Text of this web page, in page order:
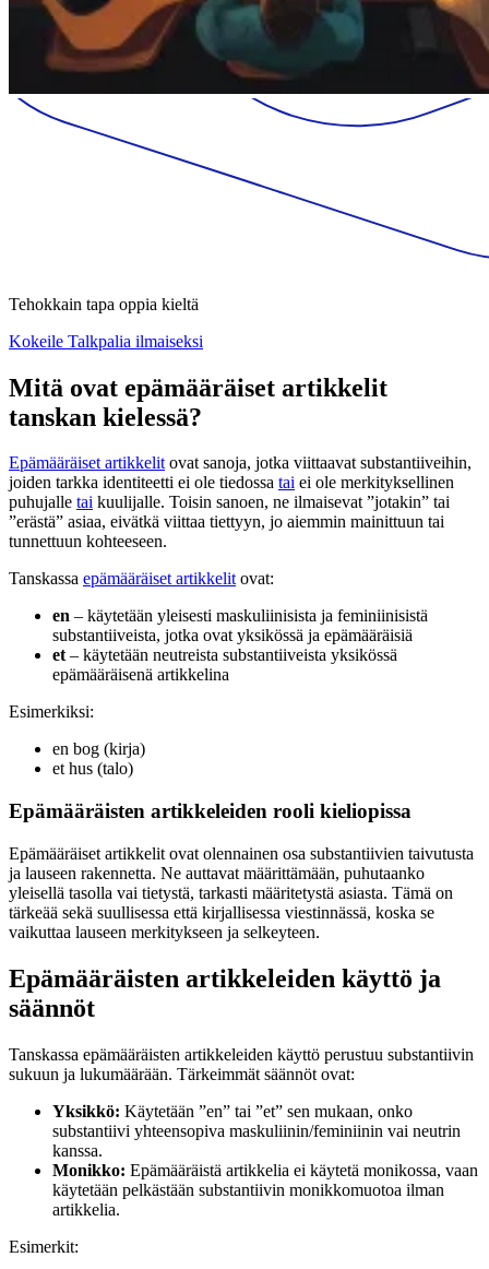
Tehokkain tapa oppia kieltä
Kokeile Talkpalia ilmaiseksi
Mitä ovat epämääräiset artikkelit
tanskan kielessä?
Epämääräiset artikkelitovat sanoja, jotka viittaavat substantiiveihin,
joiden tarkka identiteetti ei ole tiedossa tai ei ole merkityksellinen
puhujalle tai kuulijalle. Toisin sanoen, ne ilmaisevat ”jotakin” tai
”erästä” asiaa, eivätkä viittaa tiettyyn, jo aiemmin mainittuun tai
tunnettuun kohteeseen.
Tanskassa epämääräiset artikkelitovat:
en – käytetään yleisesti maskuliinisista ja feminiinisistä
substantiiveista, jotka ovat yksikössä ja epämääräisiä
et– käytetään neutreista substantiiveista yksikössä
epämääräisenä artikkelina
Esimerkiksi:
en bog (kirja)
et hus (talo)
Epämääräisten artikkeleiden rooli kieliopissa
Epämääräiset artikkelit ovat olennainen osa substantiivien taivutusta
ja lauseen rakennetta. Ne auttavat määrittämään, puhutaanko
yleisellä tasolla vai tietystä, tarkasti määritetystä asiasta. Tämä on
tärkeää sekä suullisessa että kirjallisessa viestinnässä, koska se
vaikuttaa lauseen merkitykseen ja selkeyteen.
Epämääräisten artikkeleiden käyttö ja
säännöt
Tanskassa epämääräisten artikkeleiden käyttö perustuu substantiivin
sukuun ja lukumäärään. Tärkeimmät säännöt ovat:
Yksikkö: Käytetään ”en” tai ”et” sen mukaan, onko
substantiivi yhteensopiva maskuliinin/feminiinin vai neutrin
kanssa.
Monikko: Epämääräistä artikkelia ei käytetä monikossa, vaan
käytetään pelkästään substantiivin monikkomuotoa ilman
artikkelia.
Esimerkit: